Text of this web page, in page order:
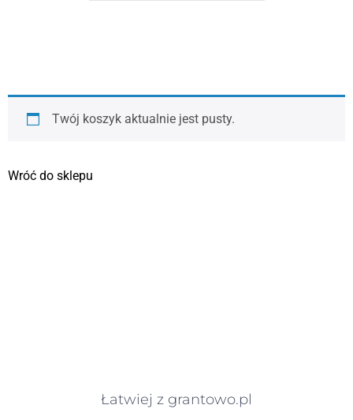
Twój koszyk aktualnie jest pusty.
Wróć do sklepu
Łatwiej z grantowo.pl